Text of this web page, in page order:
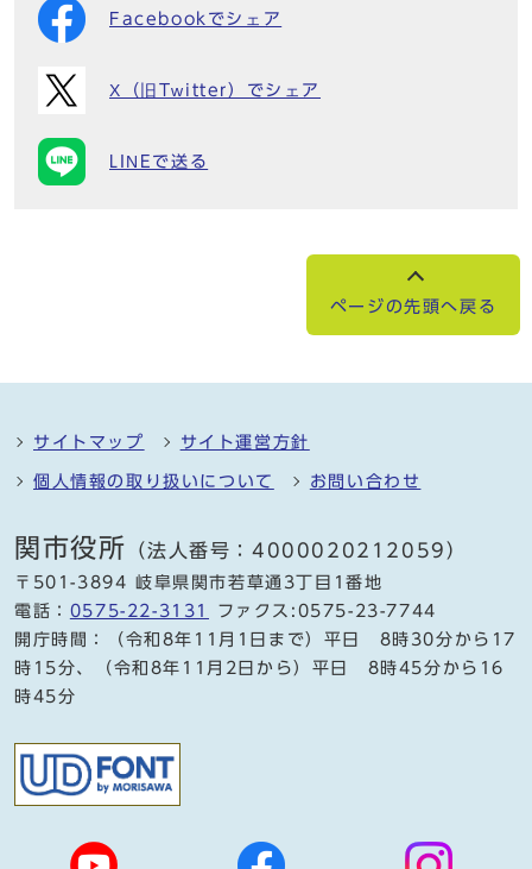
Facebookでシェア
X（旧Twitter）でシェア
LINEで送る
ページの先頭へ戻る
サイトマップ サイト運営方針
個人情報の取り扱いについて お問い合わせ
関市役所 （法人番号：4000020212059）
〒501-3894 岐阜県関市若草通3丁目1番地
電話： 0575-22-3131
ファクス:0575-23-7744
開庁時間：（令和8年11月1日まで）平日 8時30分から17
時15分、（令和8年11月2日から）平日 8時45分から16
時45分